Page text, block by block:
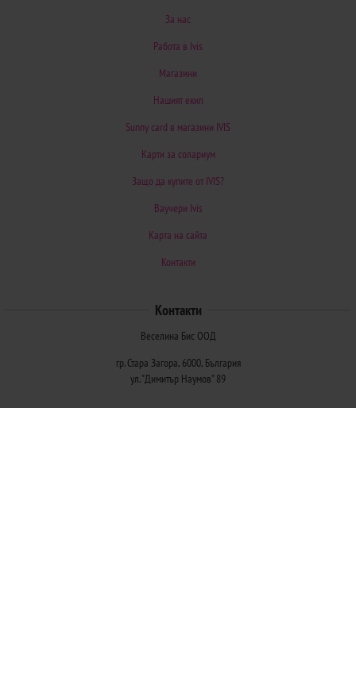
За нас
Работа в Ivis
Магазини
Нашият екип
Sunny card в магазини IVIS
Карти за солариум
Защо да купите от IVIS?
Ваучери Ivis
Карта на сайта
Контакти
Контакти
Веселина Бис ООД
гр. Стара Загора, 6000, България
ул. "Димитър Наумов" 89